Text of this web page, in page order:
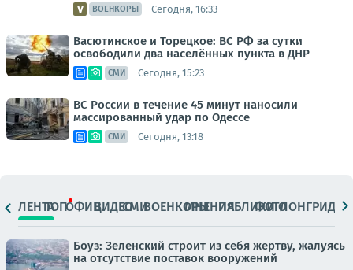
ВОЕНКОРЫ Сегодня, 16:33
Васютинское и Торецкое: ВС РФ за сутки
освободили два населённых пункта в ДНР
СМИ Сегодня, 15:23
ВС России в течение 45 минут наносили
массированный удар по Одессе
СМИ Сегодня, 13:18
ЛЕНТАТОПОФИЦ.ВИДЕОСМИВОЕНКОРЫМНЕНИЯПАБЛИКИ
ФОТОЛОНГРИДЫ
Боуз: Зеленский строит из себя жертву, жалуясь
на отсутствие поставок вооружений